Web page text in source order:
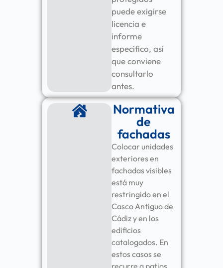
puede exigirse
licencia e
informe
específico, así
que conviene
consultarlo
antes.
Normativa
de
fachadas
Colocar unidades
exteriores en
fachadas visibles
está muy
restringido en el
Casco Antiguo de
Cádiz y en los
edificios
catalogados. En
estos casos se
recurre a patios